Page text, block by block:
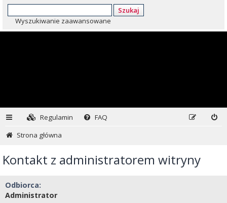
Szukaj
Wyszukiwanie zaawansowane
Regulamin
FAQ
Strona główna
Kontakt z administratorem witryny
Odbiorca:
Administrator